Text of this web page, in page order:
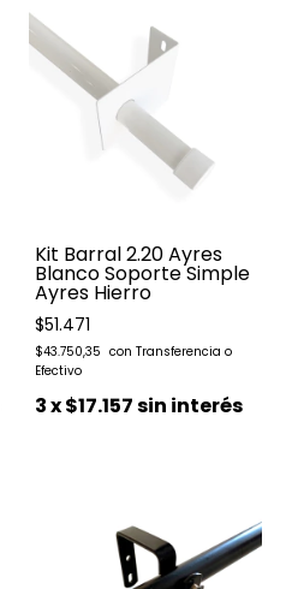
Kit Barral 2.20 Ayres
Blanco Soporte Simple
Ayres Hierro
$51.471
$43.750,35
3x$17.157sin interés